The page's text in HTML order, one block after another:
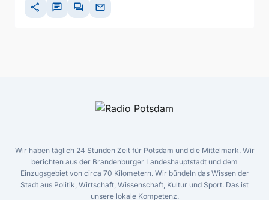
share chat forum mail
Wir haben täglich 24 Stunden Zeit für Potsdam und die Mittelmark. Wir
berichten aus der Brandenburger Landeshauptstadt und dem
Einzugsgebiet von circa 70 Kilometern. Wir bündeln das Wissen der
Stadt aus Politik, Wirtschaft, Wissenschaft, Kultur und Sport. Das ist
unsere lokale Kompetenz.